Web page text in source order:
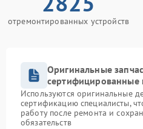
отремонтированных устройств
Оригинальные
сертифицированные
Используются оригинальные
сертификацию специалисты,
работу после ремонта и
обязательств